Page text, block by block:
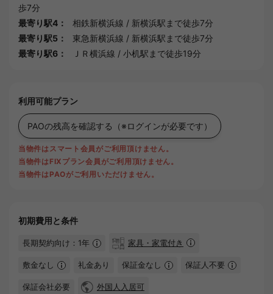
歩7分
最寄り駅4：
相鉄新横浜線 / 新横浜駅 まで徒歩7分
最寄り駅5：
東急新横浜線 / 新横浜駅 まで徒歩7分
最寄り駅6：
ＪＲ横浜線 / 小机駅 まで徒歩19分
利用可能プラン
PAOの残高を確認する （※ログインが必要です）
当物件はスマート会員がご利用頂けません。
当物件はFIXプラン会員がご利用頂けません。
当物件はPAOがご利用いただけません。
初期費用と条件
長期契約向け：1年 家具・家電付き
敷金なし 礼金あり 保証金なし 保証人不要
保証会社必要 外国人入居可